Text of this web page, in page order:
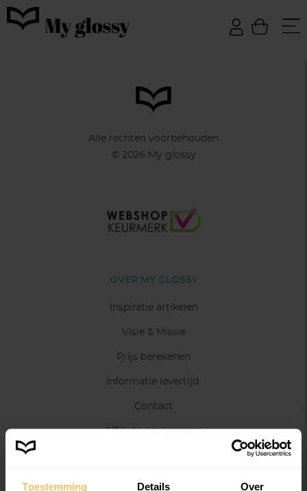
Toestemming Details Over
Alle rechten voorbehouden
© 2026 My glossy
OVER MY GLOSSY
Inspiratie artikelen
Visie & Missie
Prijs berekenen
Informatie levertijd
Contact
Affiliate programma
Algemene voorwaarden